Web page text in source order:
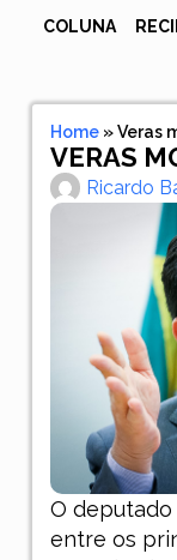
COLUNA
Home»Veras
VERAS
Ricardo
O deputado
entre os